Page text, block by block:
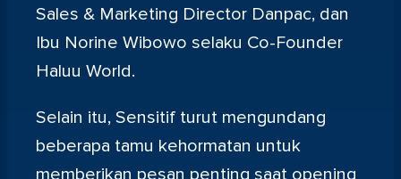
Sales & Marketing Director Danpac, dan
Ibu Norine Wibowo selaku Co-Founder
Haluu World.
Selain itu, Sensitif turut mengundang
beberapa tamu kehormatan untuk
memberikan pesan penting saat opening